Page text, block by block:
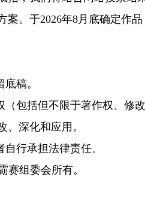
案。于2026年8月底确定作
稿。
括但不限于著作权、修改
深化和应用。
行承担法律责任。
组委会所有。